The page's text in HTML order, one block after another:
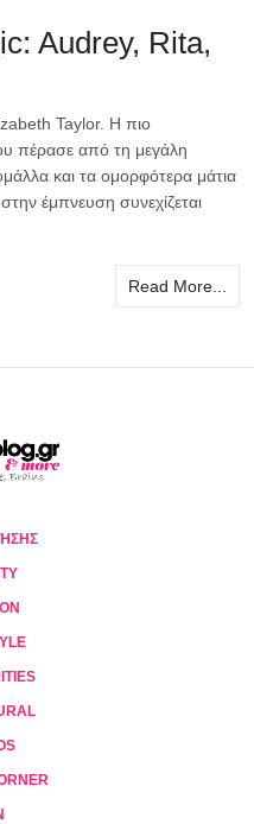
Audrey, Rita,
Taylor. Η πιο
πέρασε από τη μεγάλη
και τα ομορφότερα μάτια
έμπνευση συνεχίζεται
Read More...